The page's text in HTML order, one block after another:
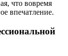
что вовремя
впечатление.